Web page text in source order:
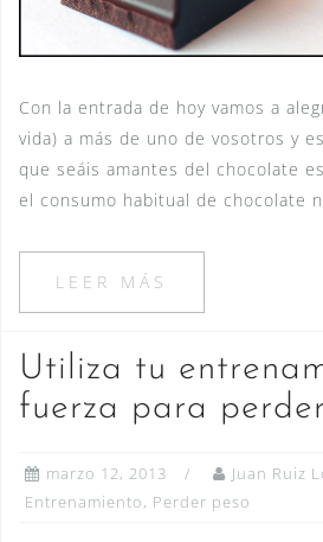
Con la entrada de hoy vamos a
vida) a más de uno de vosotros y
que seáis amantes del chocolate
el consumo habitual de chocolate
LEER MÁS
Utiliza tu
fuerza para
marzo 12, 2013
Juan Ruiz
Entrenamiento, Perder peso